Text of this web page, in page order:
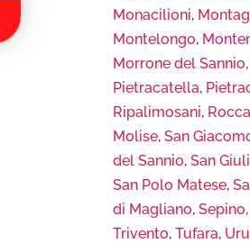
Monacilioni,
Montelongo,
Morrone del Sannio
Pietracatella,
Ripalimosani,
Molise,San
del Sannio,San
San Polo Matese,
di Magliano,Sepino
Trivento,Tufara,